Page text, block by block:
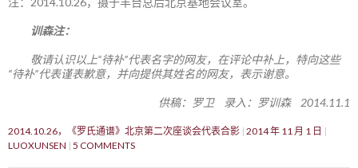
训森注：
敬请认识以上“待补”代表名字的网友，在评论中补上，特向这些
“待补”代表谨表歉意，并向提供其姓名的网友，表示谢意。
供稿：罗卫 录入：罗训森 2014.11.1
2014.10.26，《罗氏通谱》北京第二次座谈会代表合影 2014 年 11 月 1 日
LUOXUNSEN 5 COMMENTS